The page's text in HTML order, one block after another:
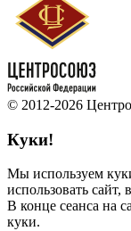
© 2012-2026
Куки!
Мы используем
использовать сайт,
В конце сеанса на
куки.